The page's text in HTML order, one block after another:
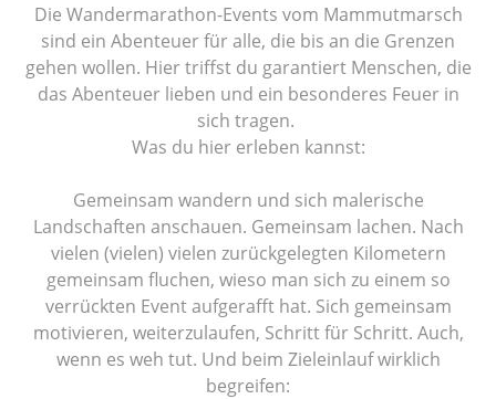
Die Wandermarathon-Events vom Mammutmarsch
sind ein Abenteuer für alle, die bis an die Grenzen
gehen wollen. Hier triffst du garantiert Menschen, die
das Abenteuer lieben und ein besonderes Feuer in
sich tragen.
Was du hier erleben kannst:
Gemeinsam wandern und sich malerische
Landschaften anschauen. Gemeinsam lachen. Nach
vielen (vielen) vielen zurückgelegten Kilometern
gemeinsam fluchen, wieso man sich zu einem so
verrückten Event aufgerafft hat. Sich gemeinsam
motivieren, weiterzulaufen, Schritt für Schritt. Auch,
wenn es weh tut. Und beim Zieleinlauf wirklich
begreifen: